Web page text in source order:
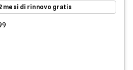
mesi di rinnovo gratis